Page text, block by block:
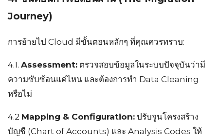
Journey)
การย้ายไป Cloud มีขั้นตอนหลักๆ ที่คุณควรทราบ:
4.1. Assessment: ตรวจสอบข้อมูลในระบบปัจจุบันว่ามี
ความซับซ้อนแค่ไหน และต้องการทำ Data Cleaning
หรือไม่
4.2 Mapping & Configuration: ปรับจูนโครงสร้าง
บัญชี (Chart of Accounts) และ Analysis Codes ให้